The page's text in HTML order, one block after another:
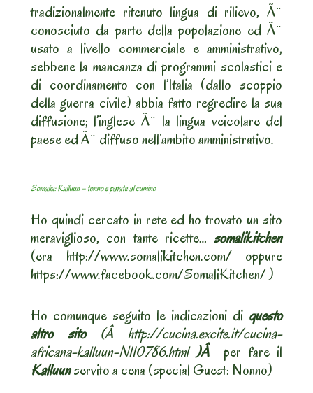
tradizionalmente ritenuto lingua di rilievo, Ã¨
conosciuto da parte della popolazione ed Ã¨
usato a livello commerciale e amministrativo,
sebbene la mancanza di programmi scolastici e
di coordinamento con l’Italia (dallo scoppio
della guerra civile) abbia fatto regredire la sua
diffusione; l’inglese Ã¨ la lingua veicolare del
paese ed Ã¨ diffuso nell’ambito amministrativo.
Somalia: Kalluun – tonno e patate al cumino
Ho quindi cercato in rete ed ho trovato un sito
meraviglioso, con tante ricette… somalikitchen
(era http://www.somalikitchen.com/ oppure
https://www.facebook.com/SomaliKitchen/ )
Ho comunque seguito le indicazioni di questo
altro sito (Â http://cucina.excite.it/cucina-
africana-kalluun-N110786.html)Â
per fare il
Kalluunservito a cena (special Guest: Nonno)